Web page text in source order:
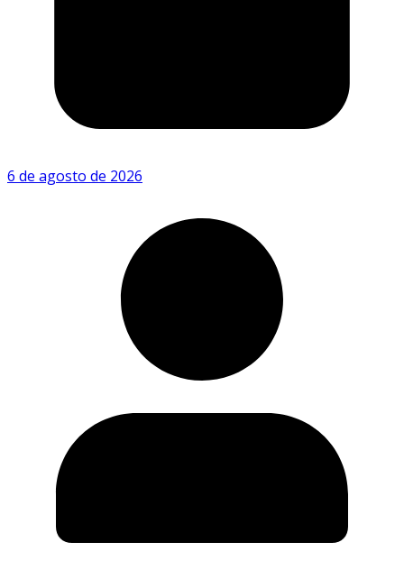
6 de agosto de 2026